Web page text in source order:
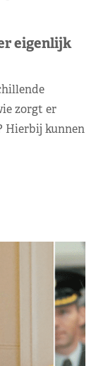
eigenlijk
zorgt er
Hierbij kunnen